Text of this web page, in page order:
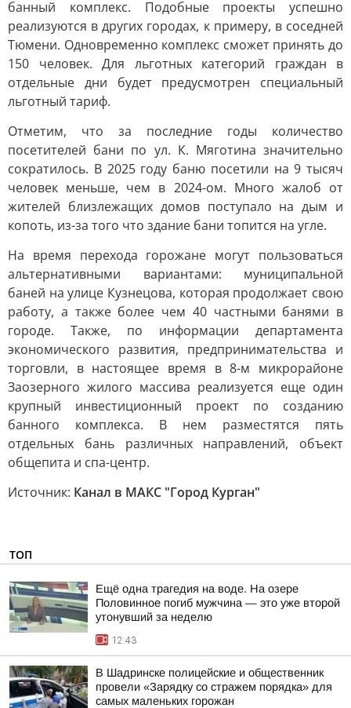
банный комплекс. Подобные проекты успешно
реализуются в других городах, к примеру, в соседней
Тюмени. Одновременно комплекс сможет принять до
150 человек. Для льготных категорий граждан в
отдельные дни будет предусмотрен специальный
льготный тариф.
Отметим, что за последние годы количество
посетителей бани по ул. К. Мяготина значительно
сократилось. В 2025 году баню посетили на 9 тысяч
человек меньше, чем в 2024-ом. Много жалоб от
жителей близлежащих домов поступало на дым и
копоть, из-за того что здание бани топится на угле.
На время перехода горожане могут пользоваться
альтернативными вариантами: муниципальной
баней на улице Кузнецова, которая продолжает свою
работу, а также более чем 40 частными банями в
городе. Также, по информации департамента
экономического развития, предпринимательства и
торговли, в настоящее время в 8-м микрорайоне
Заозерного жилого массива реализуется еще один
крупный инвестиционный проект по созданию
банного комплекса. В нем разместятся пять
отдельных бань различных направлений, объект
общепита и спа-центр.
Источник: Канал в МАКС "Город Курган"
ТОП
Ещё одна трагедия на воде. На озере
Половинное погиб мужчина — это уже второй
утонувший за неделю
12:43
В Шадринске полицейские и общественник
провели «Зарядку со стражем порядка» для
самых маленьких горожан